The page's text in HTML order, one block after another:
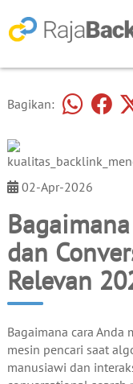
Bagikan:
02-Apr-2026
dan
Relevan
Bagaimana cara
mesin pencari saat
manusiawi dan